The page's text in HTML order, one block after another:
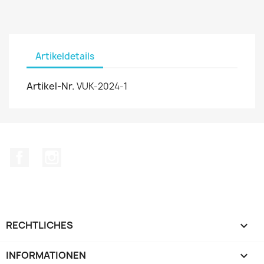
Artikeldetails
Artikel-Nr. VUK-2024-1
RECHTLICHES 
INFORMATIONEN 